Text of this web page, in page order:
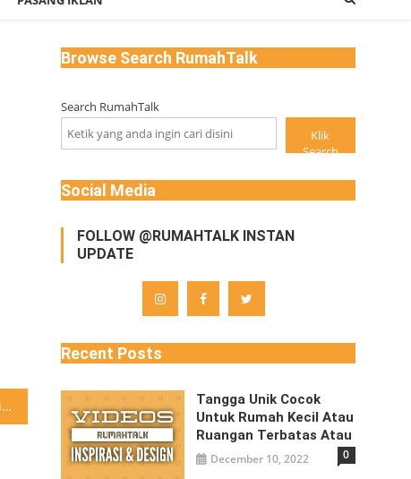
Design wastafel yang unik dan futuristic
Browse Search RumahTalk
Search RumahTalk
Klik
Search
Social Media
FOLLOW @RUMAHTALK INSTAN
UPDATE
Recent Posts
Tangga Unik Cocok
Untuk Rumah Kecil Atau
Ruangan Terbatas Atau
December 10, 2022 0